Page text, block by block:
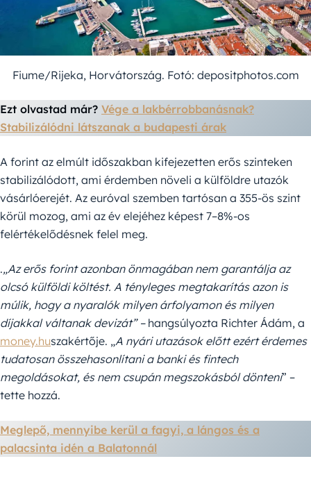
Fiume/Rijeka, Horvátország. Fotó: depositphotos.com
Ezt olvastad már? Vége a lakbérrobbanásnak?
Stabilizálódni látszanak a budapesti árak
A forint az elmúlt időszakban kifejezetten erős szinteken
stabilizálódott, ami érdemben növeli a külföldre utazók
vásárlóerejét. Az euróval szemben tartósan a 355-ös szint
körül mozog, ami az év elejéhez képest 7–8%-os
felértékelődésnek felel meg.
.„Az erős forint azonban önmagában nem garantálja az
olcsó külföldi költést. A tényleges megtakarítás azon is
múlik, hogy a nyaralók milyen árfolyamon és milyen
díjakkal váltanak devizát” – hangsúlyozta Richter Ádám, a
money.huszakértője. „A nyári utazások előtt ezért érdemes
tudatosan összehasonlítani a banki és fintech
megoldásokat, és nem csupán megszokásból dönteni” –
tette hozzá.
Meglepő, mennyibe kerül a fagyi, a lángos és a
palacsinta idén a Balatonnál